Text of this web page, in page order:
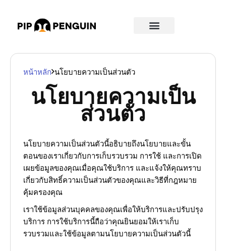
หน้าหลัก นโยบายความเป็นส่วนตัว
นโยบายความเป็น
ส่วนตัว
นโยบายความเป็นส่วนตัวนี้อธิบายถึงนโยบายและขั้น
ตอนของเราเกี่ยวกับการเก็บรวบรวม การใช้ และการเปิด
เผยข้อมูลของคุณเมื่อคุณใช้บริการ และแจ้งให้คุณทราบ
เกี่ยวกับสิทธิ์ความเป็นส่วนตัวของคุณและวิธีที่กฎหมาย
คุ้มครองคุณ
เราใช้ข้อมูลส่วนบุคคลของคุณเพื่อให้บริการและปรับปรุง
บริการ การใช้บริการนี้ถือว่าคุณยินยอมให้เราเก็บ
รวบรวมและใช้ข้อมูลตามนโยบายความเป็นส่วนตัวนี้